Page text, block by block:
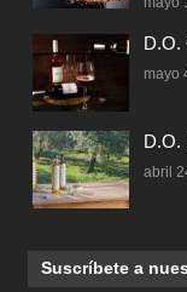
D.O.
mayo
D.O.
abril
Suscríbete a